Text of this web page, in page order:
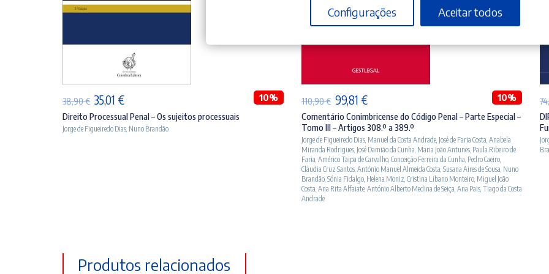
38,90€ O
preço
original
35,01 €O
preço
atual
10%
Direito Processual Penal – Os sujeitos processuais
Jorge de Figueiredo Dias, Nuno Brandão
110,90€ O
preço
original
era:
110,90 €.
99,81 €O
preço
atual
é:
99,81 €.
10%
Comentário Conimbricense do Código Penal – Parte Especial –
Tomo III – Artigos 308.º a 389.º
Jorge de Figueiredo Dias, Manuel da Costa Andrade, José de Faria Costa, Anabela
Miranda Rodrigues, José Damião da Cunha, Maria João Antunes, Paula Ribeiro de
Faria, Américo Taipa de Carvalho, Conceição Ferreira da Cunha, Pedro Caeiro,
Cláudia Cruz Santos, António Manuel Almeida Costa, Susana Aires de Sousa, Nuno
Brandão, Sónia Fidalgo, Helena Moniz, Cristina Líbano Monteiro, Miguel João
Costa, Ana Rita Alfaiate, António Alberto Medina de Seiça, Ana Pais, Tiago da Costa
Andrade
Produtos relacionados
Configurações Aceitar todos